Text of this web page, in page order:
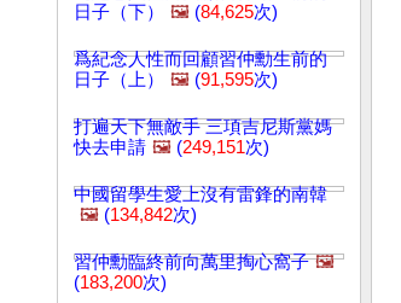
日子（下）
🖼️ (84,625次)
爲紀念人性而回顧習仲勳生前的
日子（上）
🖼️ (91,595次)
打遍天下無敵手 三項吉尼斯黨媽
快去申請 🖼️ (249,151次)
中國留學生愛上沒有雷鋒的南韓
🖼️ (134,842次)
習仲勳臨終前向萬里掏心窩子 🖼️
(183,200次)